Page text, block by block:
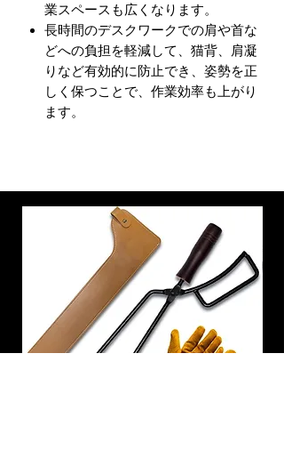
業スペースも広くなります。
長時間のデスクワークでの肩や首な
どへの負担を軽減して、猫背、肩凝
りなど有効的に防止でき、姿勢を正
しく保つことで、作業効率も上がり
ます。